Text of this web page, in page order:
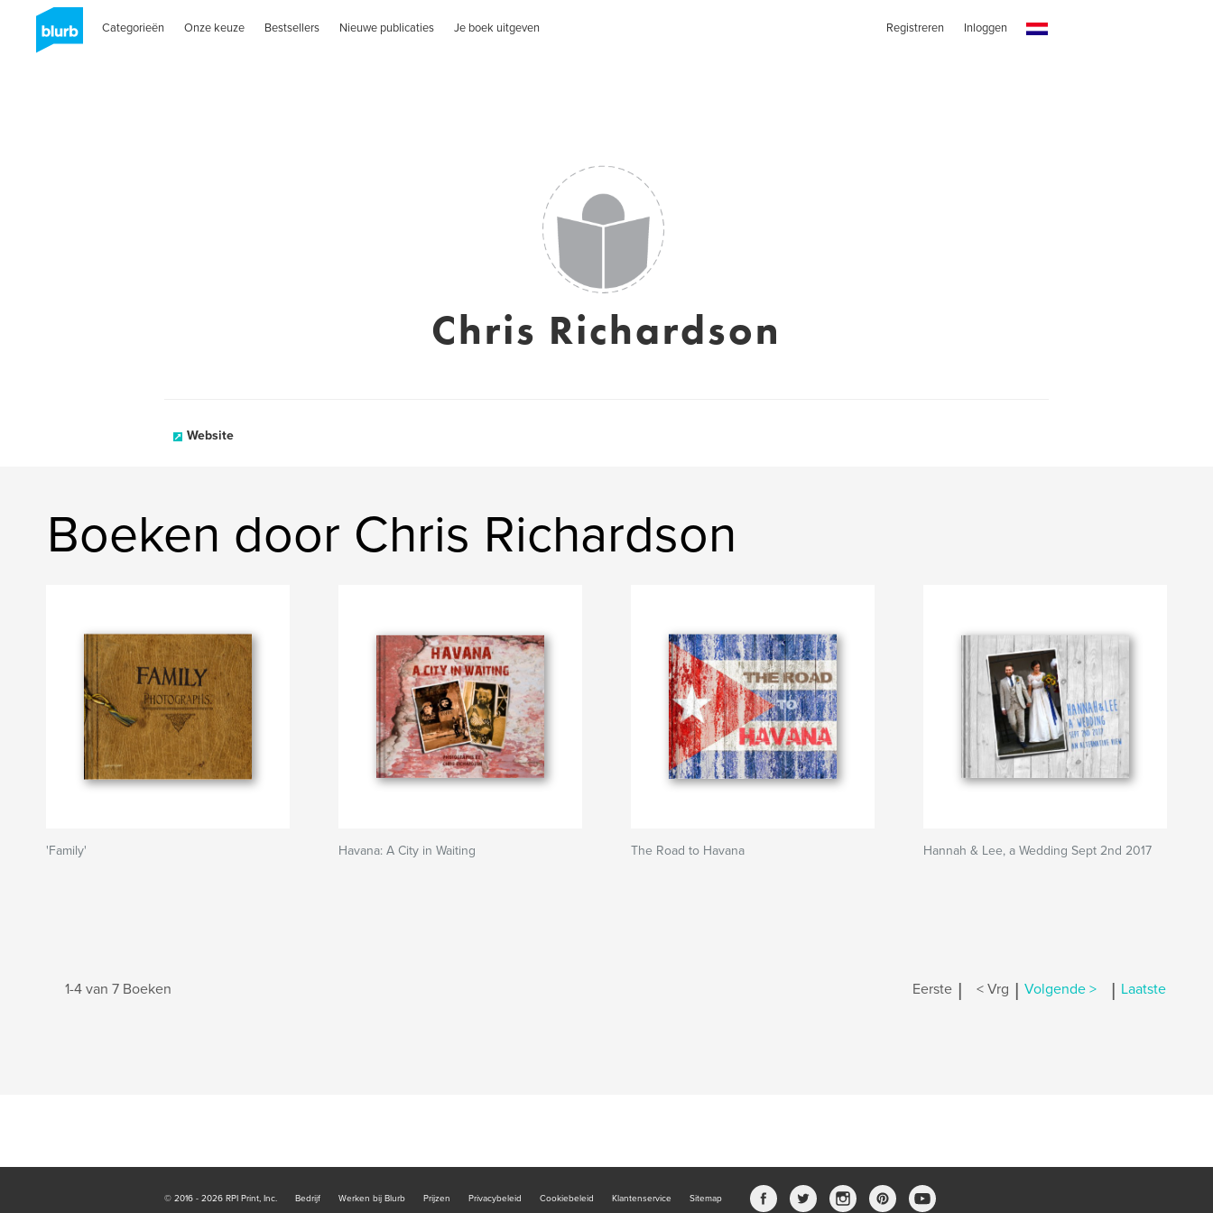
Categorieën Onze keuze Bestsellers Nieuwe publicaties Je boek uitgeven Registreren Inloggen
Chris Richardson
Website
Boeken door Chris Richardson
'Family' Havana: A City in Waiting The Road to Havana Hannah & Lee, a Wedding Sept 2nd 2017
1-4 van 7 Boeken Eerste | < Vrg | Volgende > | Laatste
© 2016 - 2026 RPI Print, Inc. Bedrijf Werken bij Blurb Prijzen Privacybeleid Cookiebeleid Klantenservice Sitemap